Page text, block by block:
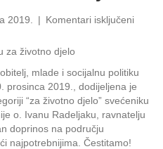
2019. | Komentari isključeniza
dobio
za
za životno djelo
mlade i socijalnu politiku
prosinca 2019., dodijeljena je
“za životno djelo” svećeniku
o. Ivanu Radeljaku, ravnatelju
doprinos na području
najpotrebnijima. Čestitamo!